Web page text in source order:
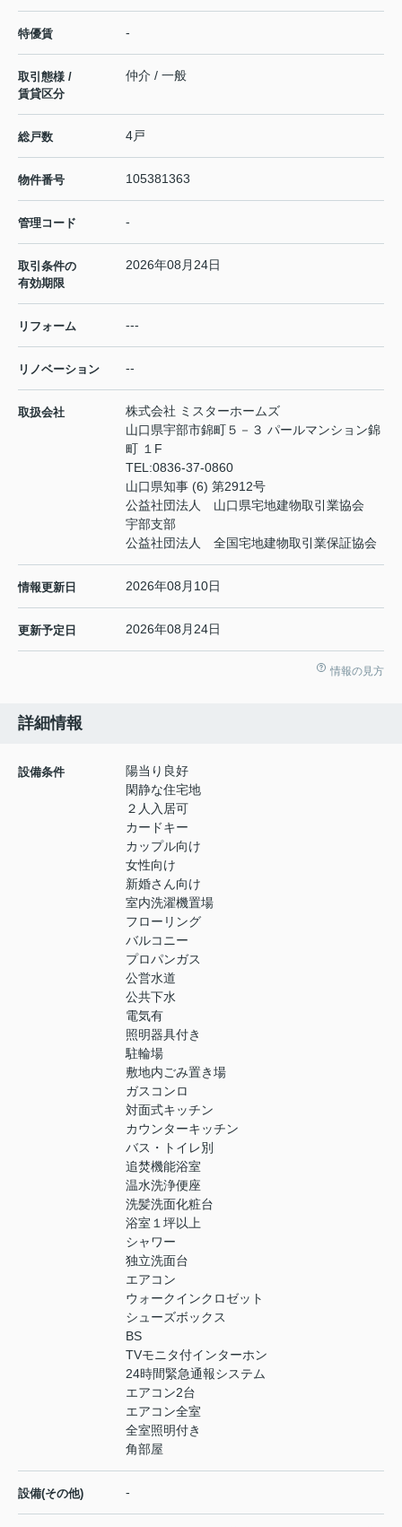
特優賃 -
取引態様 /
賃貸区分
仲介 / 一般
総戸数 4戸
物件番号 105381363
管理コード -
取引条件の
有効期限
2026年08月24日
リフォーム ---
リノベーション --
取扱会社
株式会社 ミスターホームズ
山口県宇部市錦町５－３ パールマンション錦
町 １F
TEL:0836-37-0860
山口県知事 (6) 第2912号
公益社団法人 山口県宅地建物取引業協会
宇部支部
公益社団法人 全国宅地建物取引業保証協会
情報更新日 2026年08月10日
更新予定日 2026年08月24日
情報の見方
詳細情報
設備条件
陽当り良好
閑静な住宅地
２人入居可
カードキー
カップル向け
女性向け
新婚さん向け
室内洗濯機置場
フローリング
バルコニー
プロパンガス
公営水道
公共下水
電気有
照明器具付き
駐輪場
敷地内ごみ置き場
ガスコンロ
対面式キッチン
カウンターキッチン
バス・トイレ別
追焚機能浴室
温水洗浄便座
洗髪洗面化粧台
浴室１坪以上
シャワー
独立洗面台
エアコン
ウォークインクロゼット
シューズボックス
BS
TVモニタ付インターホン
24時間緊急通報システム
エアコン2台
エアコン全室
全室照明付き
角部屋
設備(その他) -